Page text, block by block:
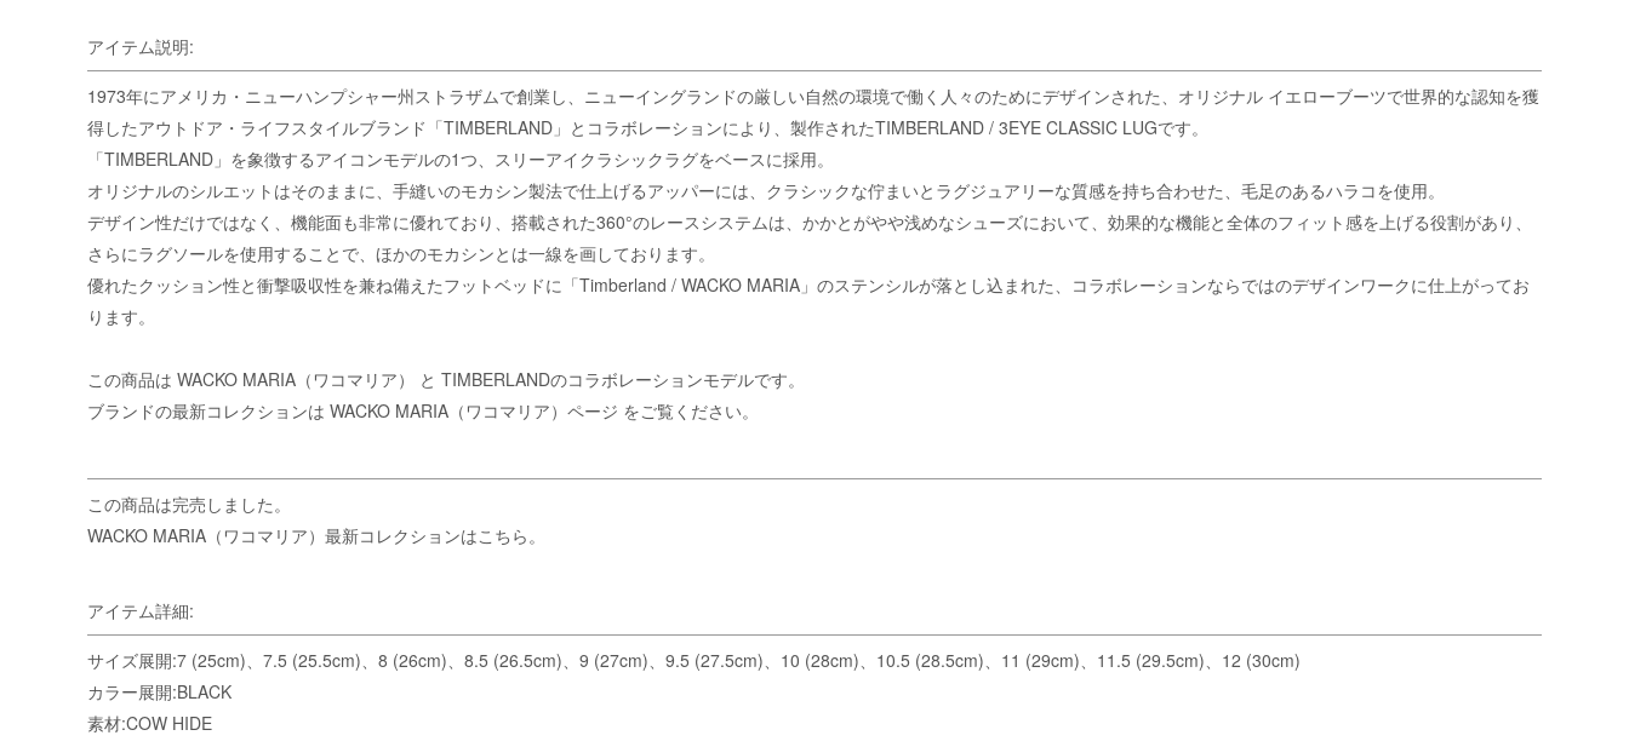
アイテム説明:
1973年にアメリカ・ニューハンプシャー州ストラザムで創業し、ニューイングランドの厳しい自然の環境で働く人々のためにデザインされた、オリジナル イエローブーツで世界的な認知を獲
得したアウトドア・ライフスタイルブランド「TIMBERLAND」とコラボレーションにより、製作されたTIMBERLAND / 3EYE CLASSIC LUGです。
「TIMBERLAND」を象徴するアイコンモデルの1つ、スリーアイクラシックラグをベースに採用。
オリジナルのシルエットはそのままに、手縫いのモカシン製法で仕上げるアッパーには、クラシックな佇まいとラグジュアリーな質感を持ち合わせた、毛足のあるハラコを使用。
デザイン性だけではなく、機能面も非常に優れており、搭載された360°のレースシステムは、かかとがやや浅めなシューズにおいて、効果的な機能と全体のフィット感を上げる役割があり、
さらにラグソールを使用することで、ほかのモカシンとは一線を画しております。
優れたクッション性と衝撃吸収性を兼ね備えたフットベッドに「Timberland / WACKO MARIA」のステンシルが落とし込まれた、コラボレーションならではのデザインワークに仕上がってお
ります。
この商品は WACKO MARIA（ワコマリア）
と TIMBERLANDのコラボレーションモデルです。
ブランドの最新コレクションは WACKO MARIA（ワコマリア）ページ をご覧ください。
この商品は完売しました。
WACKO MARIA（ワコマリア）最新コレクションはこちら。
アイテム詳細:
サイズ展開:7 (25cm)、7.5 (25.5cm)、8 (26cm)、8.5 (26.5cm)、9 (27cm)、9.5 (27.5cm)、10 (28cm)、10.5 (28.5cm)、11 (29cm)、11.5 (29.5cm)、12 (30cm)
カラー展開:BLACK
素材:COW HIDE